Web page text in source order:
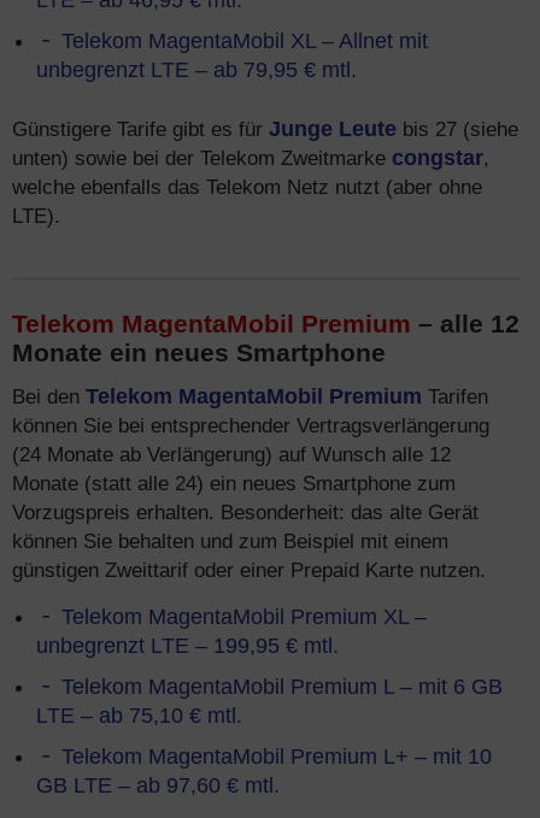
Telekom MagentaMobil XL – Allnet mit
unbegrenzt LTE – ab 79,95 € mtl.
Günstigere Tarife gibt es für Junge Leute bis 27 (siehe
unten) sowie bei der Telekom Zweitmarke congstar,
welche ebenfalls das Telekom Netz nutzt (aber ohne
LTE).
Telekom MagentaMobil Premium – alle 12
Monate ein neues Smartphone
Bei den Telekom MagentaMobil Premium Tarifen
können Sie bei entsprechender Vertragsverlängerung
(24 Monate ab Verlängerung) auf Wunsch alle 12
Monate (statt alle 24) ein neues Smartphone zum
Vorzugspreis erhalten. Besonderheit: das alte Gerät
können Sie behalten und zum Beispiel mit einem
günstigen Zweittarif oder einer Prepaid Karte nutzen.
Telekom MagentaMobil Premium XL –
unbegrenzt LTE – 199,95 € mtl.
Telekom MagentaMobil Premium L – mit 6 GB
LTE – ab 75,10 € mtl.
Telekom MagentaMobil Premium L+ – mit 10
GB LTE – ab 97,60 € mtl.